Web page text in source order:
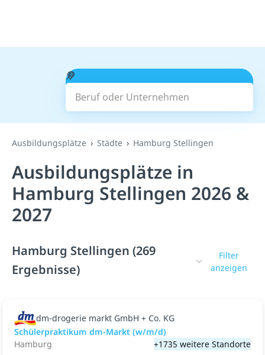
Beruf oder Unternehmen
Suchen
Ausbildungsplätze Städte Hamburg Stellingen
Ausbildungsplätze in
Hamburg Stellingen 2026 &
2027
Hamburg Stellingen (269
Ergebnisse)
Filter
anzeigen
dm-drogerie markt GmbH + Co. KG
Schülerpraktikum dm-Markt (w/m/d)
Hamburg
+1735 weitere Standorte